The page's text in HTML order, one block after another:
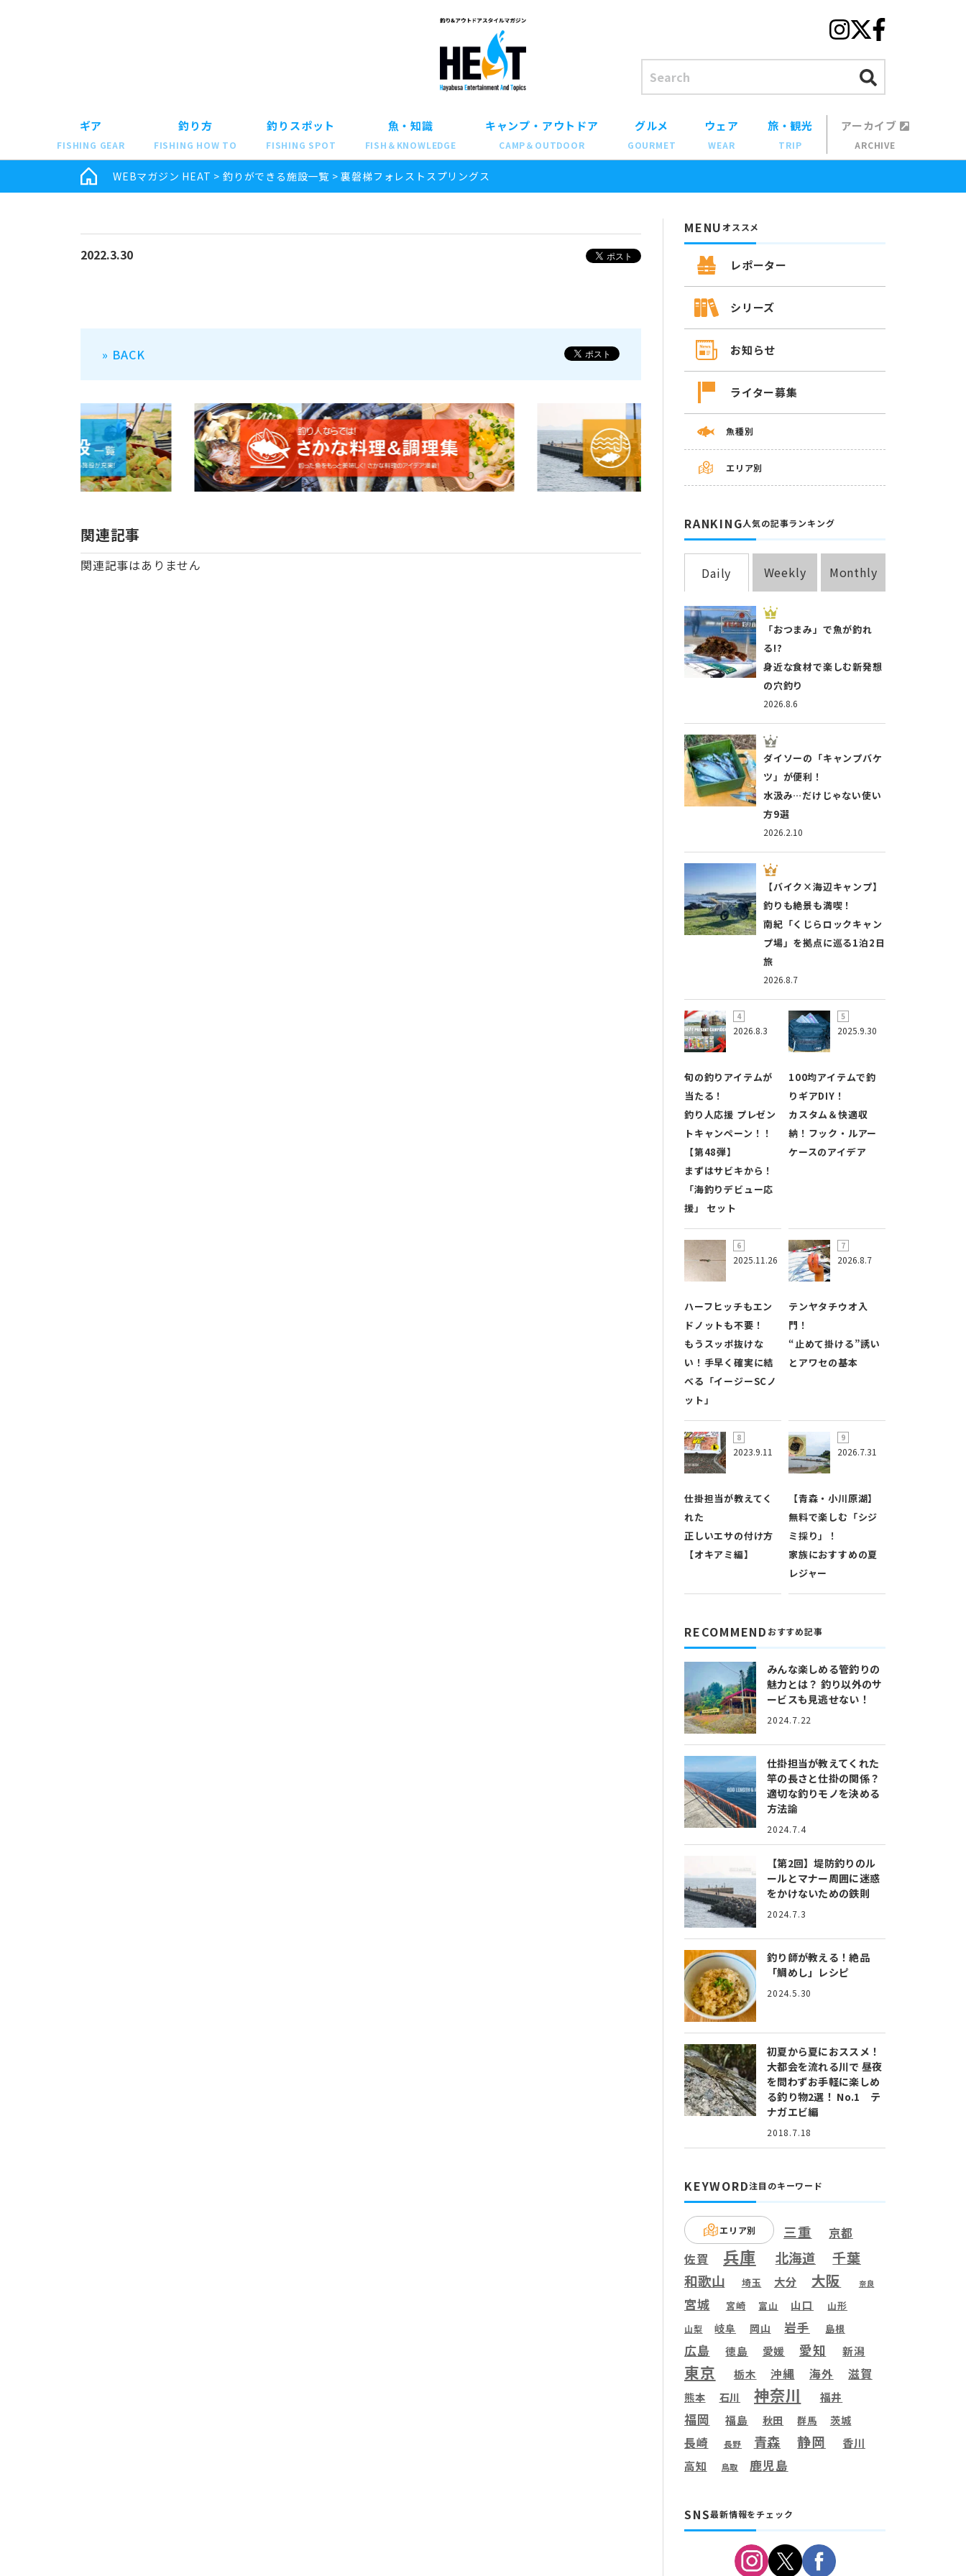
ギア
FISHING GEAR
釣り方
FISHING HOW TO
釣りスポット
FISHING SPOT
魚・知識
FISH＆KNOWLEDGE
キャンプ・アウトドア
CAMP＆OUTDOOR
グルメ
GOURMET
ウェア
WEAR
旅・観光
TRIP
アーカイブ
ARCHIVE
WEBマガジン HEAT >釣りができる施設一覧 >裏磐梯フォレストスプリングス
2022.3.30
» BACK
関連記事
関連記事はありません
MENUオススメ
レポーター
シリーズ
お知らせ
ライター募集
魚種別
エリア別
RANKING人気の記事ランキング
Daily Weekly Monthly
2026.8.6
「おつまみ」で魚が釣れ
る!?
身近な食材で楽しむ新発想
の穴釣り
2026.2.10
ダイソーの「キャンプバケ
ツ」が便利！
水汲み…だけじゃない使い
方9選
2026.8.7
【バイク×海辺キャンプ】
釣りも絶景も満喫！
南紀「くじらロックキャン
プ場」を拠点に巡る1泊2日
旅
2026.8.3
旬の釣りアイテムが
当たる！
釣り人応援 プレゼン
トキャンペーン！！
【第48弾】
まずはサビキから！
「海釣りデビュー応
援」 セット
2025.9.30
100均アイテムで釣
りギアDIY！
カスタム＆快適収
納！フック・ルアー
ケースのアイデア
2025.11.26
ハーフヒッチもエン
ドノットも不要！
もうスッポ抜けな
い！手早く確実に結
べる「イージーSCノ
ット」
2026.8.7
テンヤタチウオ入
門！
“止めて掛ける”誘い
とアワセの基本
2023.9.11
仕掛担当が教えてく
れた
正しいエサの付け方
【オキアミ編】
2026.7.31
【青森・小川原湖】
無料で楽しむ「シジ
ミ採り」！
家族におすすめの夏
レジャー
RECOMMEND おすすめ記事
みんな楽しめる管釣りの
魅力とは？ 釣り以外のサ
ービスも見逃せない！
2024.7.22
仕掛担当が教えてくれた
竿の長さと仕掛の関係？
適切な釣りモノを決める
方法論
2024.7.4
【第2回】堤防釣りのル
ールとマナー周囲に迷惑
をかけないための鉄則
2024.7.3
釣り師が教える！絶品
「鯛めし」レシピ
2024.5.30
初夏から夏におススメ！
大都会を流れる川で 昼夜
を問わずお手軽に楽しめ
る釣り物2選！ No.1 テ
ナガエビ編
2018.7.18
KEYWORD注目のキーワード
エリア別 三重 京都
佐賀 兵庫 北海道 千葉
和歌山 埼玉 大分 大阪 奈良
宮城 宮崎 富山 山口 山形
山梨 岐阜 岡山 岩手 島根
広島 徳島 愛媛 愛知 新潟
東京 栃木 沖縄 海外 滋賀
熊本 石川 神奈川 福井
福岡 福島 秋田 群馬 茨城
長崎 長野 青森 静岡 香川
高知 鳥取 鹿児島
SNS最新情報をチェック